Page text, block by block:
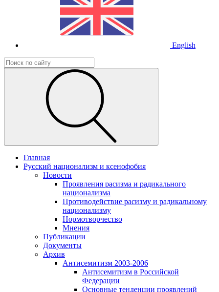
English
Главная
Русский национализм и ксенофобия
Новости
Проявления расизма и радикального
национализма
Противодействие расизму и радикальному
национализму
Нормотворчество
Мнения
Публикации
Документы
Архив
Антисемитизм 2003-2006
Антисемитизм в Российской
Федерации
Основные тенденции проявлений